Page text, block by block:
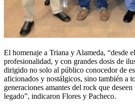
El homenaje a Triana y Alameda, “desde
profesionalidad, y con grandes dosis de
dirigido no solo al público conocedor de
aficionados y nostálgicos, sino también a
generaciones amantes del rock que
legado”, indicaron Flores y Pacheco.